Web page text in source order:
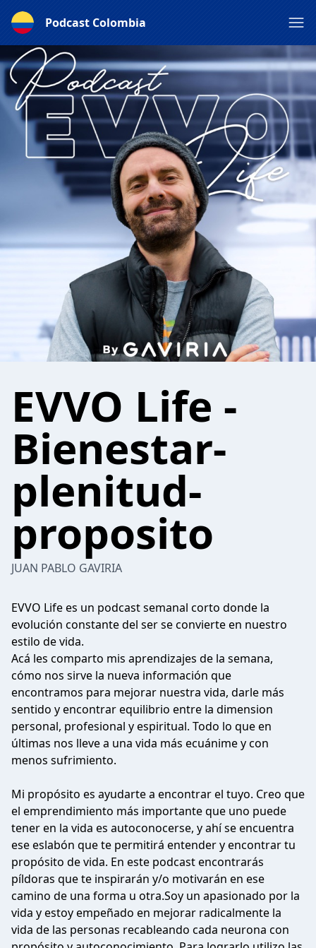
Podcast Colombia
EVVO Life -
Bienestar-
plenitud-
proposito
JUAN PABLO GAVIRIA
EVVO Life es un podcast semanal corto donde la
evolución constante del ser se convierte en nuestro
estilo de vida.
Acá les comparto mis aprendizajes de la semana,
cómo nos sirve la nueva información que
encontramos para mejorar nuestra vida, darle más
sentido y encontrar equilibrio entre la dimension
personal, profesional y espiritual. Todo lo que en
últimas nos lleve a una vida más ecuánime y con
menos sufrimiento.
Mi propósito es ayudarte a encontrar el tuyo. Creo que
el emprendimiento más importante que uno puede
tener en la vida es autoconocerse, y ahí se encuentra
ese eslabón que te permitirá entender y encontrar tu
propósito de vida. En este podcast encontrarás
píldoras que te inspirarán y/o motivarán en ese
camino de una forma u otra.Soy un apasionado por la
vida y estoy empeñado en mejorar radicalmente la
vida de las personas recableando cada neurona con